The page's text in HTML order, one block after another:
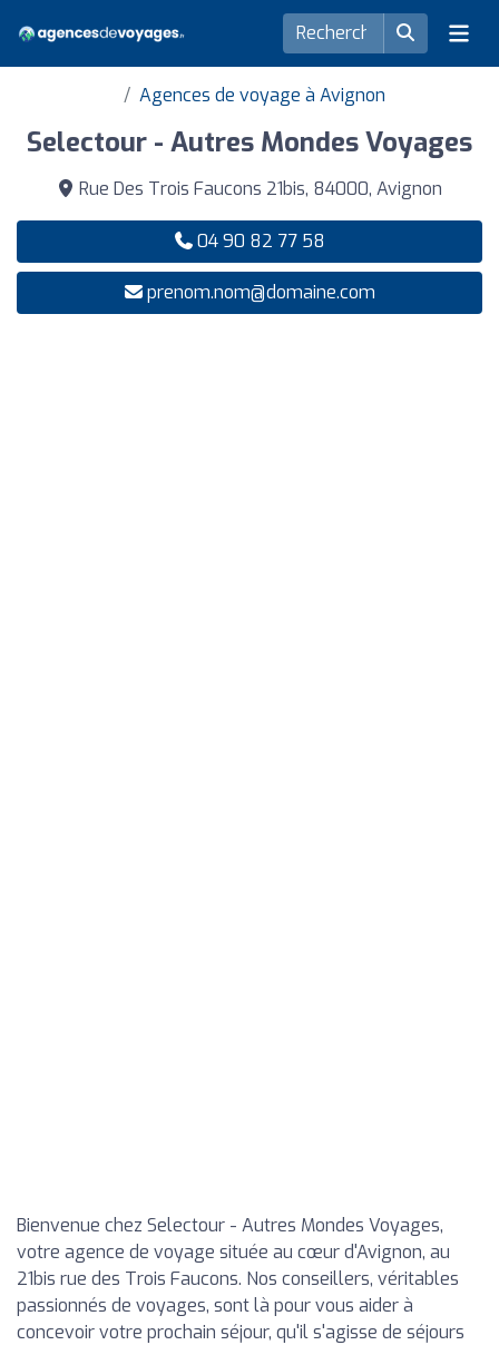
Agences de voyage à Avignon
Selectour - Autres Mondes Voyages
Rue Des Trois Faucons 21bis, 84000, Avignon
04 90 82 77 58
prenom.nom@domaine.com
Bienvenue chez Selectour - Autres Mondes Voyages,
votre agence de voyage située au cœur d'Avignon, au
21bis rue des Trois Faucons. Nos conseillers, véritables
passionnés de voyages, sont là pour vous aider à
concevoir votre prochain séjour, qu'il s'agisse de séjours